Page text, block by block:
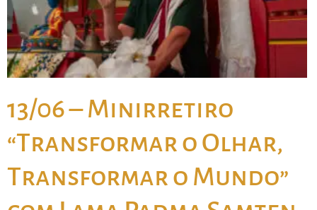
13/06 – Minirretiro
“Transformar o Olhar,
Transformar o Mundo”